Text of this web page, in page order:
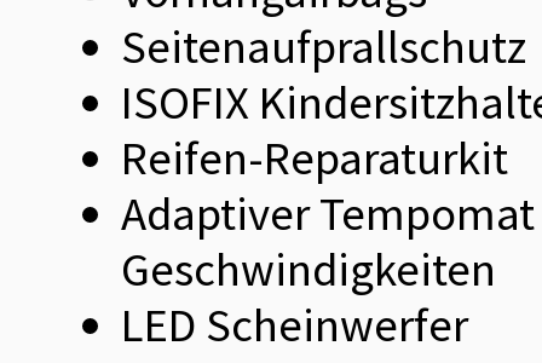
Seitenaufprallschutz
ISOFIX
Reifen-Reparaturkit
Adaptiver
Geschwindigkeiten
LED Scheinwerfer